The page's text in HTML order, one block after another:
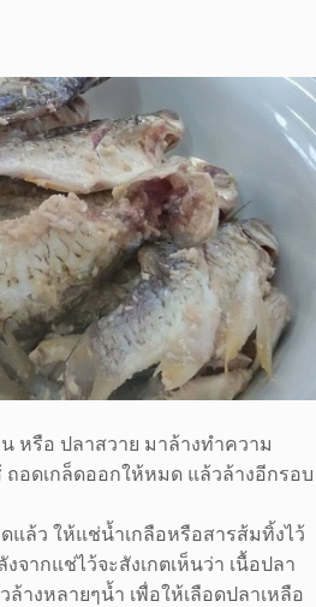
หรือ ปลาสวาย มาล้างทำความ
ถอดเกล็ดออกให้หมด แล้วล้างอีกรอบ
แล้ว ให้แช่น้ำเกลือหรือสารส้มทิ้งไว้
จากแช่ไว้จะสังเกตเห็นว่า เนื้อปลา
ล้างหลายๆน้ำ เพื่อให้เลือดปลาเหลือ